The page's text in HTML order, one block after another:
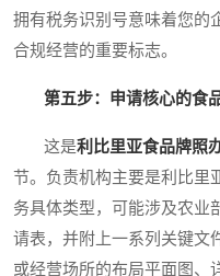
拥有税务识别号意味着您的
合规经营的重要标志。
第五步：申请核心的食
这是利比里亚食品牌照
节。负责机构主要是利比里
务具体类型，可能涉及农业
请表，并附上一系列关键文
或经营场所的布局平面图、